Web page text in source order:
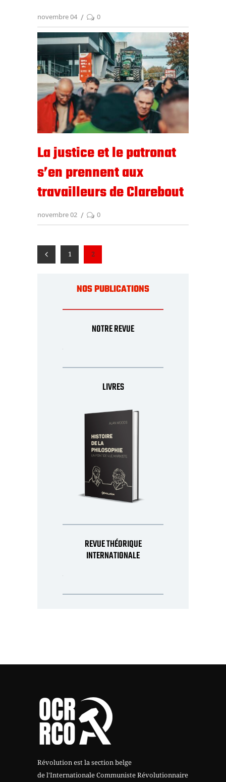
novembre 04 0
La justice et le patronat
s’en prennent aux
travailleurs de Clarebout
novembre 02 0
1 2
NOS PUBLICATIONS
NOTRE REVUE
LIVRES
REVUE THÉORIQUE
INTERNATIONALE
Révolution est la section belge
de l'Internationale Communiste Révolutionnaire